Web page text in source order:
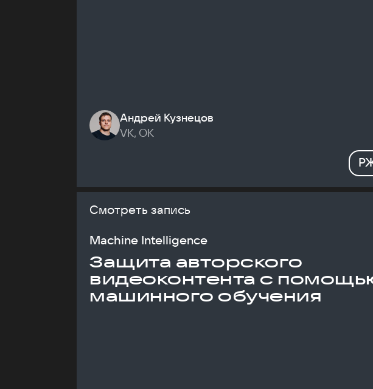
Андрей Кузнецов
VK, ОК
Смотреть запись
Machine Intelligence
Защита авторского
видеоконтента с
машинного обучения